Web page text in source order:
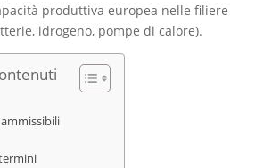
produttiva europea nelle filiere
idrogeno, pompe di calore).